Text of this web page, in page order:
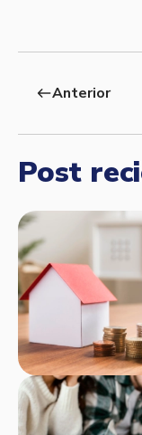
westAnterior
Post